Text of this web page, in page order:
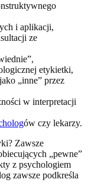
i aplikacji,
ze
etykietki,
„inne” przez
w interpretacji
ów czy lekarzy.
Zawsze
„pewne”
z psychologiem
zawsze podkreśla